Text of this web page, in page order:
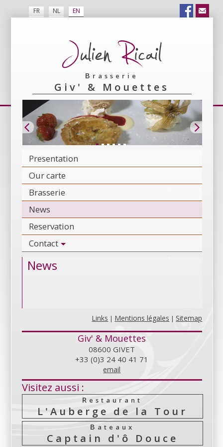
EN
NL
FR
Brasserie
Giv' & Mouettes
Presentation
Our carte
Brasserie
News
Reservation
Contact
News
Links | Mentions légales |Sitemap
Giv' & Mouettes
08600 GIVET
+33 (0)3 24 40 41 71
email
Visitez aussi :
Restaurant
L'Auberge de la Tour
Bateaux
Captain d'ô Douce